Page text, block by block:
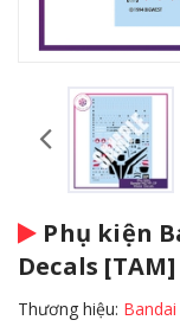
Phụ kiện
Decals [TAM]
Thương hiệu: Bandai